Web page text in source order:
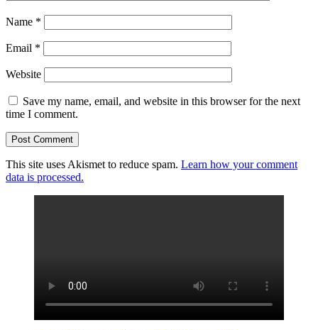
Name *
Email *
Website
Save my name, email, and website in this browser for the next
time I comment.
This site uses Akismet to reduce spam. Learn how your comment
data is processed.